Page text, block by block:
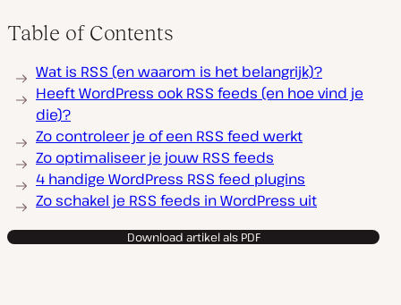
Table of Contents
Wat is RSS (en waarom is het belangrijk)?
Heeft WordPress ook RSS feeds (en hoe vind je
die)?
Zo controleer je of een RSS feed werkt
Zo optimaliseer je jouw RSS feeds
4 handige WordPress RSS feed plugins
Zo schakel je RSS feeds in WordPress uit
Download artikel als PDF